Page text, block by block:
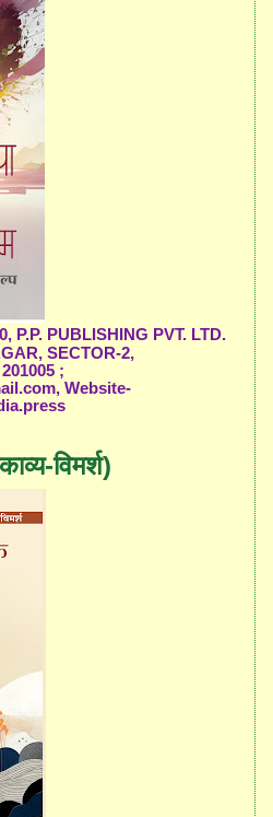
P.P. PUBLISHING PVT. LTD.
SECTOR-2,
;
Website-
विमर्श)